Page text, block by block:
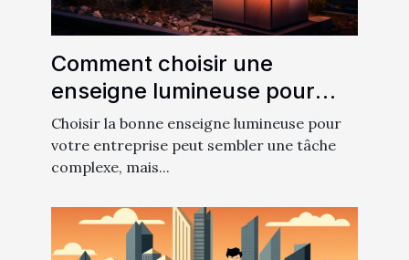
Comment choisir une
enseigne lumineuse pour
votre entreprise
Choisir la bonne enseigne lumineuse pour
votre entreprise peut sembler une tâche
complexe, mais...